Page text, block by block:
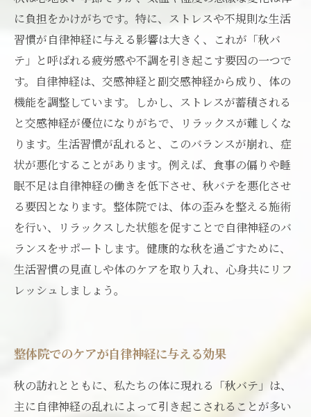
に負担をかけがちです。特に、ストレスや不規則な生活
習慣が自律神経に与える影響は大きく、これが「秋バ
テ」と呼ばれる疲労感や不調を引き起こす要因の一つで
す。自律神経は、交感神経と副交感神経から成り、体の
機能を調整しています。しかし、ストレスが蓄積される
と交感神経が優位になりがちで、リラックスが難しくな
ります。生活習慣が乱れると、このバランスが崩れ、症
状が悪化することがあります。例えば、食事の偏りや睡
眠不足は自律神経の働きを低下させ、秋バテを悪化させ
る要因となります。整体院では、体の歪みを整える施術
を行い、リラックスした状態を促すことで自律神経のバ
ランスをサポートします。健康的な秋を過ごすために、
生活習慣の見直しや体のケアを取り入れ、心身共にリフ
レッシュしましょう。
整体院でのケアが自律神経に与える効果
秋の訪れとともに、私たちの体に現れる「秋バテ」は、
主に自律神経の乱れによって引き起こされることが多い